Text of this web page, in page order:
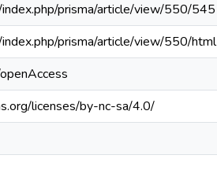
prisma/article/view/550/545
prisma/article/view/550/html
licenses/by-nc-sa/4.0/